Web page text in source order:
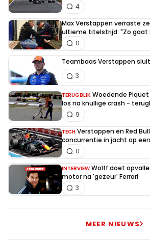
4
Max Verstappen verraste
ultieme titelstrijd: "Zo gaat
0
Teambaas Verstappen
3
TERUGBLIK Woedende
los na knullige crash -
9
TECH Verstappen en Red
concurrentie in jacht op
0
INTERVIEW Wolff doet
motor na 'gezeur' Ferrari
3
MEER NIEUWS